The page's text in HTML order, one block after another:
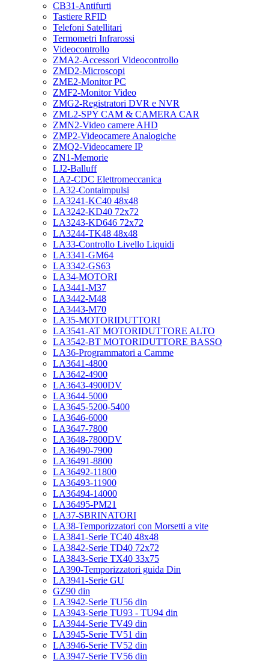
CB31-Antifurti
Tastiere RFID
Telefoni Satellitari
Termometri Infrarossi
Videocontrollo
ZMA2-Accessori Videocontrollo
ZMD2-Microscopi
ZME2-Monitor PC
ZMF2-Monitor Video
ZMG2-Registratori DVR e NVR
ZML2-SPY CAM & CAMERA CAR
ZMN2-Video camere AHD
ZMP2-Videocamere Analogiche
ZMQ2-Videocamere IP
ZN1-Memorie
LJ2-Balluff
LA2-CDC Elettromeccanica
LA32-Contaimpulsi
LA3241-KC40 48x48
LA3242-KD40 72x72
LA3243-KD646 72x72
LA3244-TK48 48x48
LA33-Controllo Livello Liquidi
LA3341-GM64
LA3342-GS63
LA34-MOTORI
LA3441-M37
LA3442-M48
LA3443-M70
LA35-MOTORIDUTTORI
LA3541-AT MOTORIDUTTORE ALTO
LA3542-BT MOTORIDUTTORE BASSO
LA36-Programmatori a Camme
LA3641-4800
LA3642-4900
LA3643-4900DV
LA3644-5000
LA3645-5200-5400
LA3646-6000
LA3647-7800
LA3648-7800DV
LA36490-7900
LA36491-8800
LA36492-11800
LA36493-11900
LA36494-14000
LA36495-PM21
LA37-SBRINATORI
LA38-Temporizzatori con Morsetti a vite
LA3841-Serie TC40 48x48
LA3842-Serie TD40 72x72
LA3843-Serie TX40 33x75
LA390-Temporizzatori guida Din
LA3941-Serie GU
GZ90 din
LA3942-Serie TU56 din
LA3943-Serie TU93 - TU94 din
LA3944-Serie TV49 din
LA3945-Serie TV51 din
LA3946-Serie TV52 din
LA3947-Serie TV56 din